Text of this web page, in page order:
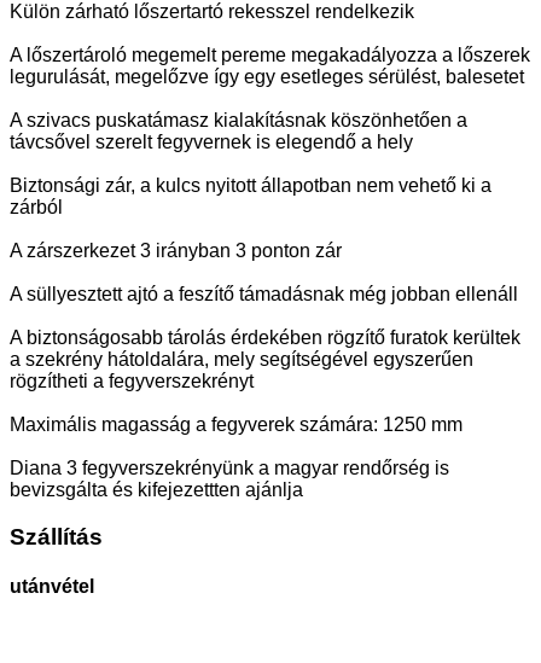
Külön zárható lőszertartó rekesszel rendelkezik
A lőszertároló megemelt pereme megakadályozza a lőszerek
legurulását, megelőzve így egy esetleges sérülést, balesetet
A szivacs puskatámasz kialakításnak köszönhetően a
távcsővel szerelt fegyvernek is elegendő a hely
Biztonsági zár, a kulcs nyitott állapotban nem vehető ki a
zárból
A zárszerkezet 3 irányban 3 ponton zár
A süllyesztett ajtó a feszítő támadásnak még jobban ellenáll
A biztonságosabb tárolás érdekében rögzítő furatok kerültek
a szekrény hátoldalára, mely segítségével egyszerűen
rögzítheti a fegyverszekrényt
Maximális magasság a fegyverek számára: 1250 mm
Diana 3 fegyverszekrényünk a magyar rendőrség is
bevizsgálta és kifejezettten ajánlja
Szállítás
utánvétel